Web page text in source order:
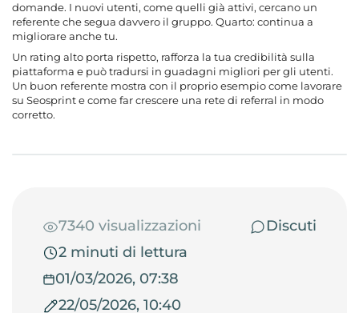
domande. I nuovi utenti, come quelli già attivi, cercano un
referente che segua davvero il gruppo. Quarto: continua a
migliorare anche tu.
Un rating alto porta rispetto, rafforza la tua credibilità sulla
piattaforma e può tradursi in guadagni migliori per gli utenti.
Un buon referente mostra con il proprio esempio come lavorare
su Seosprint e come far crescere una rete di referral in modo
corretto.
7340 visualizzazioni
Discuti
2 minuti di lettura
01/03/2026, 07:38
22/05/2026, 10:40